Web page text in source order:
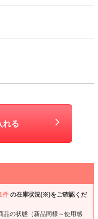
、パーティー、お食事会、
れる
件 の在庫状況(※)をご確認くだ
の状態（新品同様～使用感